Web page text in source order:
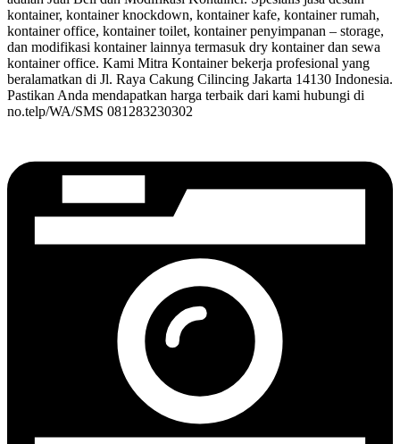
kontainer, kontainer knockdown, kontainer kafe, kontainer rumah,
kontainer office, kontainer toilet, kontainer penyimpanan – storage,
dan modifikasi kontainer lainnya termasuk dry kontainer dan sewa
kontainer office. Kami Mitra Kontainer bekerja profesional yang
beralamatkan di Jl. Raya Cakung Cilincing Jakarta 14130 Indonesia.
Pastikan Anda mendapatkan harga terbaik dari kami hubungi di
no.telp/WA/SMS 081283230302